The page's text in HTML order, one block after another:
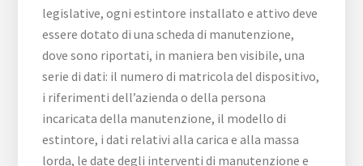
legislative, ogni estintore installato e attivo deve
essere dotato di una scheda di manutenzione,
dove sono riportati, in maniera ben visibile, una
serie di dati: il numero di matricola del dispositivo,
i riferimenti dell’azienda o della persona
incaricata della manutenzione, il modello di
estintore, i dati relativi alla carica e alla massa
lorda, le date degli interventi di manutenzione e